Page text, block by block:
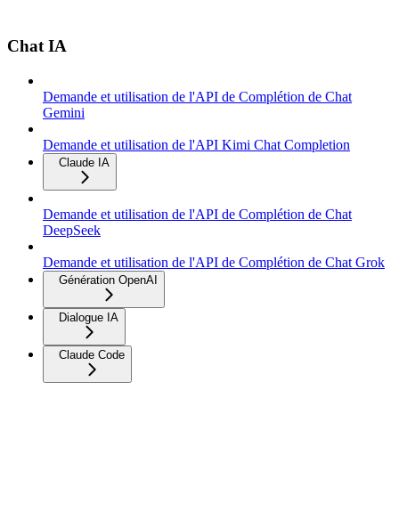
Chat IA
Demande et utilisation de l'API de Complétion de Chat
Gemini
Demande et utilisation de l'API Kimi Chat Completion
Claude IA
Demande et utilisation de l'API de Complétion de Chat
DeepSeek
Demande et utilisation de l'API de Complétion de Chat Grok
Génération OpenAI
Dialogue IA
Claude Code